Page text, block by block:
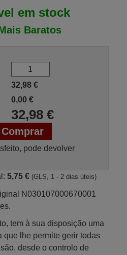
em stock
Baratos
32,98€
0,00 €
32,98€
Comprar
pode devolver
5,75 € (GLS, 1 - 2 dias úteis)
N030107000670001
tem à sua disposição uma
lhe permite gerir todas
desde o controlo de